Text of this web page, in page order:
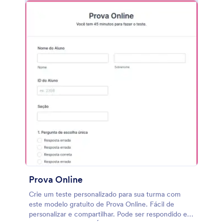
compartilhar. Você ainda pode criar um relatório
gráfico para fazer uma análise completa das
respostas obtidas. Obtenha as informações que
pesquisa com nosso Criador de Formulários com
recurso arraste-e-solte — e dê um toque
profissional à sua Pesquisa sobre o Impacto do
sua logo ou mudando fontes e cores! Se você usa
outras contas para gerenciar suas informações,
como Google Sheets, Dropbox ou Google Drive,
facilmente como as empresas estão respondendo à
pandemia com uma Pesquisa sobre o Impacto do
Coronavírus no Comércio Eletrônico.
Prova Online
Crie um teste personalizado para sua turma com
este modelo gratuito de Prova Online. Fácil de
personalizar e compartilhar. Pode ser respondido em